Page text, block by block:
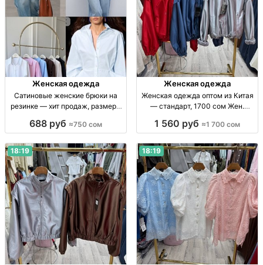
Женская одежда
Сатиновые женские брюки на
резинке — хит продаж, размеры
резинке, заниж. талия, цв.: чёрн.,
S–M.
688 руб ≈750 сом
Женская одежда
Женская одежда оптом из Китая
— стандарт, 1700 сом Жен.
1700 сом, поставки по СНГ
1 560 руб ≈1 700 сом
18:19 18:19